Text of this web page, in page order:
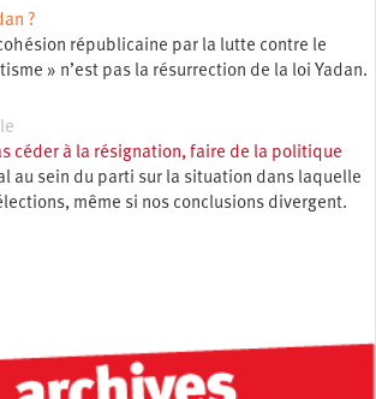
?
républicaine par la lutte contre le
» n’est pas la résurrection de la loi Yadan.
céder à la résignation, faire de la politique
au sein du parti sur la situation dans laquelle
même si nos conclusions divergent.